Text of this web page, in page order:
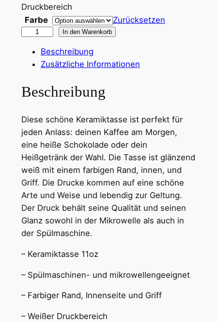
:
3
€
b
i
s
1
5
Druckbereich
Farbe
Zurücksetzen
s
m
e
i
n
e
…
K
e
r
a
k
a
In den Warenkorb
Beschreibung
Zusätzliche Informationen
Beschreibung
Diese schöne Keramiktasse ist perfekt für
jeden Anlass: deinen Kaffee am Morgen,
eine heiße Schokolade oder dein
Heißgetränk der Wahl. Die Tasse ist glänzend
weiß mit einem farbigen Rand, innen, und
Griff. Die Drucke kommen auf eine schöne
Arte und Weise und lebendig zur Geltung.
Der Druck behält seine Qualität und seinen
Glanz sowohl in der Mikrowelle als auch in
der Spülmaschine.
– Keramiktasse 11oz
– Spülmaschinen- und mikrowellengeeignet
– Farbiger Rand, Innenseite und Griff
– Weißer Druckbereich